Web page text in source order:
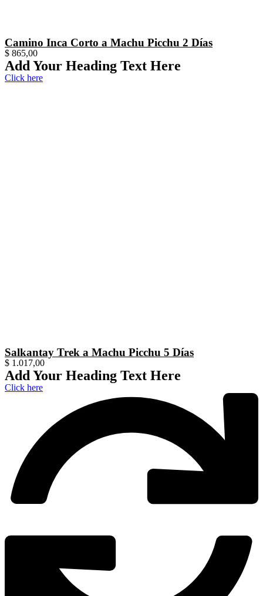
Camino Inca Corto a Machu Picchu 2 Días
$ 865,00
Add Your Heading Text Here
Click here
Salkantay Trek a Machu Picchu 5 Días
$ 1.017,00
Add Your Heading Text Here
Click here